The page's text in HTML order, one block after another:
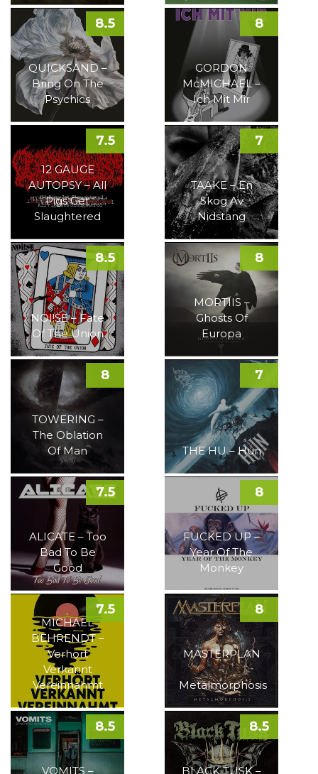
QUICKSAND –
Bring On The
Psychics
8.5
GORDON
McMICHAEL –
Ich Mit Mir
8
12 GAUGE
AUTOPSY – All
Pigs Get
Slaughtered
7.5
TAAKE – En
Skog Av
Nidstang
7
NOI!SE – Fate
Of The Union
8.5
MORTIIS –
Ghosts Of
Europa
8
TOWERING –
The Oblation
Of Man
8
THE HU – Hun
7
ALICATE – Too
Bad To Be
Good
7.5
FUCKED UP –
Year Of The
Monkey
8
MICHAEL
BEHRENDT –
Verhört
Verkannt
Vereinnahmt
7.5
MASTERPLAN
–
Metalmorphosis
8
VOMITS –
8.5
BLACK TUSK –
8.5